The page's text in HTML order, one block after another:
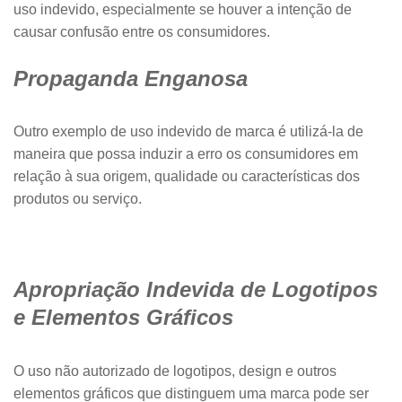
uso indevido, especialmente se houver a intenção de
causar confusão entre os consumidores.
Propaganda Enganosa
Outro exemplo de uso indevido de marca é utilizá-la de
maneira que possa induzir a erro os consumidores em
relação à sua origem, qualidade ou características dos
produtos ou serviço.
Apropriação Indevida de Logotipos
e Elementos Gráficos
O uso não autorizado de logotipos, design e outros
elementos gráficos que distinguem uma marca pode ser